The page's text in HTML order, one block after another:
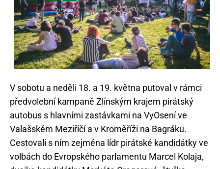
V sobotu a neděli 18. a 19. května putoval v rámci
předvolební kampaně Zlínským krajem pirátský
autobus s hlavními zastávkami na VyOsení ve
Valašském Meziříčí a v Kroměříži na Bagráku.
Cestovali s ním zejména lídr pirátské kandidátky ve
volbách do Evropského parlamentu Marcel Kolaja,